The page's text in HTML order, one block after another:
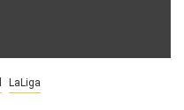
LaLiga